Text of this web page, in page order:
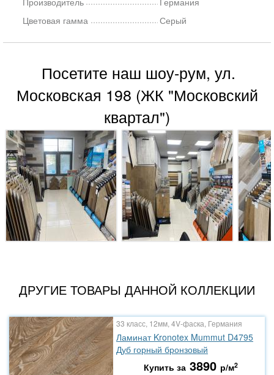
Цветовая гамма
Серый
Посетите наш шоу-рум, ул.
Московская 198 (ЖК "Московский
квартал")
ДРУГИЕ ТОВАРЫ ДАННОЙ КОЛЛЕКЦИИ
33 класс, 12мм, 4V-фаска, Германия
Ламинат Kronotex Mummut D4795
Дуб горный бронзовый
Купить за 3890 р/м2